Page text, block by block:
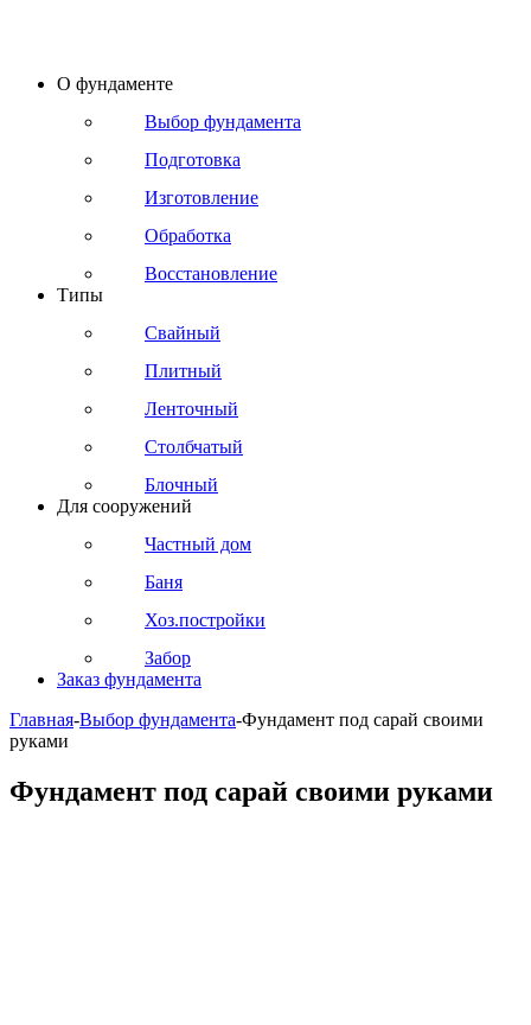
О фундаменте
Выбор фундамента
Подготовка
Изготовление
Обработка
Восстановление
Типы
Свайный
Плитный
Ленточный
Столбчатый
Блочный
Для сооружений
Частный дом
Баня
Хоз.постройки
Забор
Заказ фундамента
Главная-Выбор фундамента-Фундамент под сарай своими
руками
Фундамент под сарай своими руками